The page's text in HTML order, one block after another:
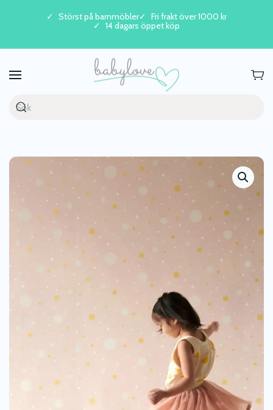
Skip to main content
Störst på barnmöbler
Fri frakt över 1000 kr
14 dagars öppet köp